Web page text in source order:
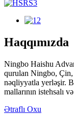
Haqqımızda
Ningbo Haishu
qurulan Ningbo, Çin,
nəqliyyatla yerləşir.
mallarının istehsalı
Ətraflı Oxu